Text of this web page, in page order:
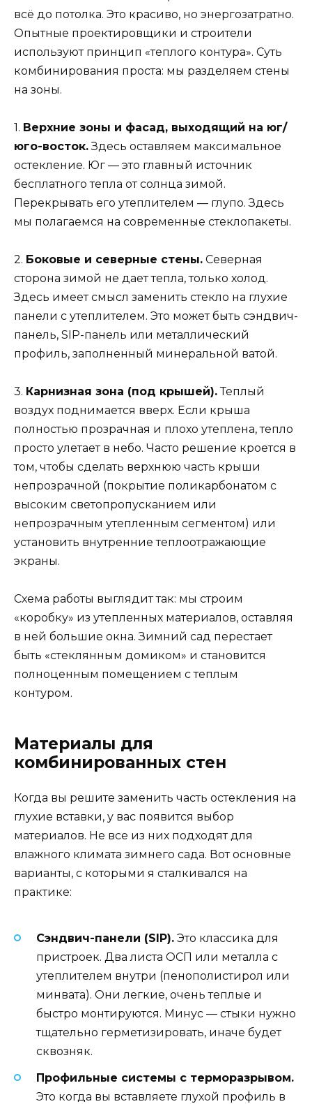
всё до потолка. Это красиво, но энергозатратно.
Опытные проектировщики и строители
используют принцип «теплого контура». Суть
комбинирования проста: мы разделяем стены
на зоны.
1. Верхние зоны и фасад, выходящий на юг/
юго-восток.Здесь оставляем максимальное
остекление. Юг — это главный источник
бесплатного тепла от солнца зимой.
Перекрывать его утеплителем — глупо. Здесь
мы полагаемся на современные стеклопакеты.
2. Боковые и северные стены. Северная
сторона зимой не дает тепла, только холод.
Здесь имеет смысл заменить стекло на глухие
панели с утеплителем. Это может быть сэндвич-
панель, SIP-панель или металлический
профиль, заполненный минеральной ватой.
3. Карнизная зона (под крышей).Теплый
воздух поднимается вверх. Если крыша
полностью прозрачная и плохо утеплена, тепло
просто улетает в небо. Часто решение кроется в
том, чтобы сделать верхнюю часть крыши
непрозрачной (покрытие поликарбонатом с
высоким светопропусканием или
непрозрачным утепленным сегментом) или
установить внутренние теплоотражающие
экраны.
Схема работы выглядит так: мы строим
«коробку» из утепленных материалов, оставляя
в ней большие окна. Зимний сад перестает
быть «стеклянным домиком» и становится
полноценным помещением с теплым
контуром.
Материалы для
комбинированных стен
Когда вы решите заменить часть остекления на
глухие вставки, у вас появится выбор
материалов. Не все из них подходят для
влажного климата зимнего сада. Вот основные
варианты, с которыми я сталкивался на
практике:
Сэндвич-панели (SIP). Это классика для
пристроек. Два листа ОСП или металла с
утеплителем внутри (пенополистирол или
минвата). Они легкие, очень теплые и
быстро монтируются. Минус — стыки нужно
тщательно герметизировать, иначе будет
сквозняк.
Профильные системы с терморазрывом.
Это когда вы вставляете глухой профиль в